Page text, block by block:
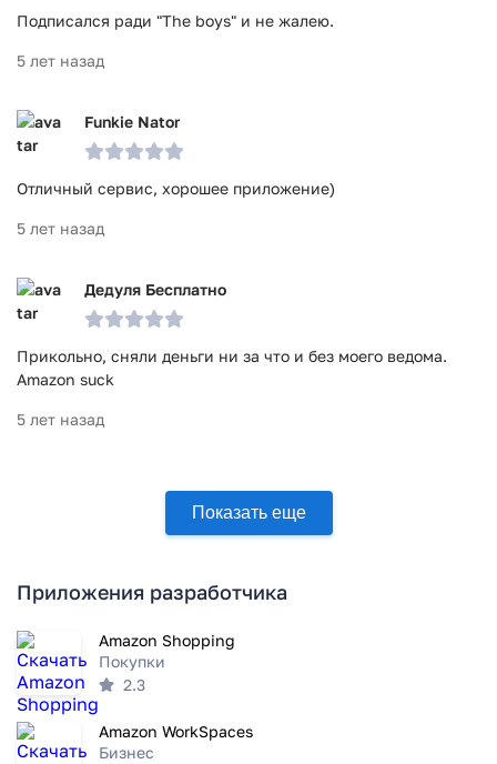
Подписался ради "The boys" и не жалею.
5 лет назад
Funkie Nator
Отличный сервис, хорошее приложение)
5 лет назад
Дедуля Бесплатно
Прикольно, сняли деньги ни за что и без моего ведома.
Amazon suck
5 лет назад
Показать еще
Приложения разработчика
Amazon Shopping
Покупки
2.3
Amazon WorkSpaces
Бизнес